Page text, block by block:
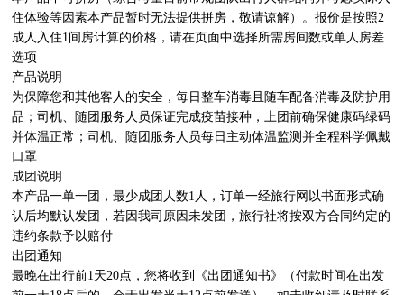
住体验等因素本产品暂时无法提供拼房，敬请谅解）。报价是按照2
成人入住1间房计算的价格，请在页面中选择所需房间数或单人房差
选项
产品说明
为保障您和其他客人的安全，每日整车消毒且随车配备消毒及防护用
品；司机、随团服务人员保证完成疫苗接种，上团前确保健康码绿码
并体温正常；司机、随团服务人员每日主动体温监测并全程科学佩戴
口罩
成团说明
本产品一单一团，最少成团人数1人，订单一经旅行网以书面形式确
认后均默认发团，若因我司原因未发团，旅行社将按双方合同约定的
违约条款予以赔付
出团通知
最晚在出行前1天20点，您将收到《出团通知书》（付款时间在出发